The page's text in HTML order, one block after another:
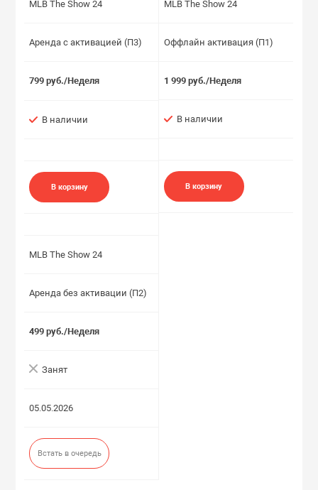
MLB The Show 24
Аренда с активацией (П3)
799 руб./Неделя
В наличии
В корзину
MLB The Show 24
Оффлайн активация (П1)
1 999 руб./Неделя
В наличии
В корзину
MLB The Show 24
Аренда без активации (П2)
499 руб./Неделя
Занят
05.05.2026
Встать в очередь